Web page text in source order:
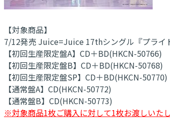
【対象商品】
7/12発売 Juice=Juice 17thシングル『プライ
【初回生産限定盤A】CD＋BD(HKCN-50766)
【初回生産限定盤B】CD＋BD(HKCN-50768)
【初回生産限定盤SP】CD＋BD(HKCN-50770)
【通常盤A】CD(HKCN-50772)
【通常盤B】CD(HKCN-50773)
※対象商品1枚ご購入に対して1枚お渡しいたし